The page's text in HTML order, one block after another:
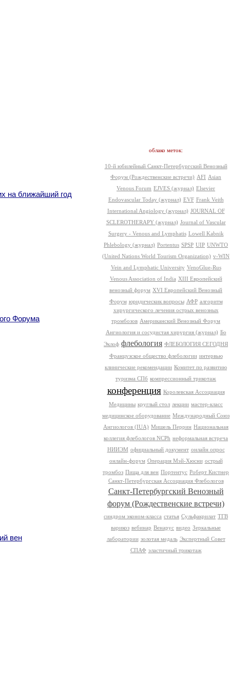
на ближайший год
Форума
вен
облако меток:
10-й юбилейный Санкт-Петербургский Венозный
Форум (Рождественские встречи) AFI Asian
Venous Forum EJVES (журнал) Elsevier
Endovascular Today (журнал) EVF Frank Veith
International Angiology (журнал) JOURNAL OF
SCLEROTHERAPY (журнал) Journal of Vascular
Surgery - Venous and Lymphatis Lowell Kabnik
Phlebology (журнал) Portentus SPSP UIP UNWTO
(United Nations World Tourism Organization) v-WIN
Vein and Lymphatic University VenoGlue-Rus
Venous Association of India XIII Европейский
венозный форум XVI Европейский Венозный
Форум юридическик вопросы АФР алгоритм
хирургического лечения острых венозных
тромбозов Американский Венозный Форум
Ангиология и сосудистая хирургия (журнал) Бо
Эклоф флебология ФЛЕБОЛОГИЯ СЕГОДНЯ
Французское общество флебологии интервью
клинические рекомендации Комитет по развитию
туризма СПб компрессионный трикотаж
конференция Королевская Ассоциация
Медицины круглый стол лекции мастер-класс
медицинское оборудование Международный Союз
Ангиологов (IUA) Мишель Перрин Национальная
коллегия флебологов NCPh неформальная встреча
НИИЭМ официальный документ онлайн опрос
онлайн-форум Операция Мэй-Хюсни острый
тромбоз Пища для вен Портентус Роберт Кистнер
Санкт-Петербургская Ассоциация Флебологов
Санкт-Петербургский Венозный
форум (Рождественские встречи)
синдром эконом-класса статья Сульфакрилат ТГВ
варикоз вебинар Венарус видео Зеркальные
лаборатории золотая медаль Экспертный Совет
СПАФ эластичный трикотаж